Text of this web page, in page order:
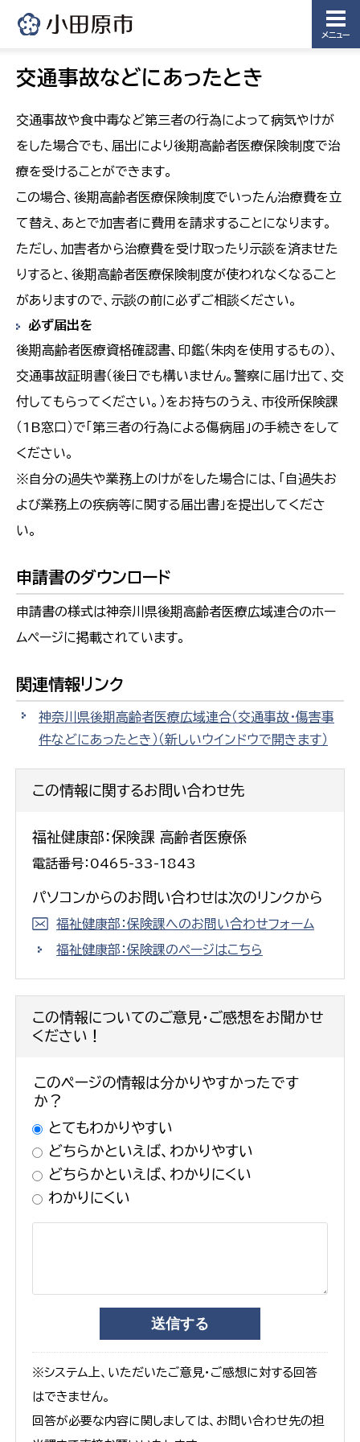
メニュー
交通事故などにあったとき
交通事故や食中毒など第三者の行為によって病気やけが
をした場合でも、届出により後期高齢者医療保険制度で治
療を受けることができます。
この場合、後期高齢者医療保険制度でいったん治療費を立
て替え、あとで加害者に費用を請求することになります。
ただし、加害者から治療費を受け取ったり示談を済ませた
りすると、後期高齢者医療保険制度が使われなくなること
がありますので、示談の前に必ずご相談ください。
必ず届出を
後期高齢者医療資格確認書、印鑑（朱肉を使用するもの）、
交通事故証明書（後日でも構いません。警察に届け出て、交
付してもらってください。）をお持ちのうえ、市役所保険課
（1B窓口）で「第三者の行為による傷病届」の手続きをして
ください。
※自分の過失や業務上のけがをした場合には、「自過失お
よび業務上の疾病等に関する届出書」を提出してくださ
い。
申請書のダウンロード
申請書の様式は神奈川県後期高齢者医療広域連合のホー
ムページに掲載されています。
関連情報リンク
神奈川県後期高齢者医療広域連合（交通事故・傷害事
件などにあったとき） （新しいウインドウで開きます）
この情報に関するお問い合わせ先
福祉健康部：保険課 高齢者医療係
電話番号：0465-33-1843
パソコンからのお問い合わせは次のリンクから
福祉健康部：保険課へのお問い合わせフォーム
福祉健康部：保険課のページはこちら
この情報についてのご意見・ご感想をお聞かせ
ください！
このページの情報は分かりやすかったです
か？
とてもわかりやすい
どちらかといえば、わかりやすい
どちらかといえば、わかりにくい
わかりにくい
※システム上、いただいたご意見・ご感想に対する回答
はできません。
回答が必要な内容に関しましては、お問い合わせ先の担